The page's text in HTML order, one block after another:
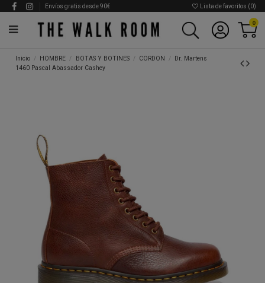
Envíos gratis desde 90€ Lista de favoritos (0)
0
Inicio HOMBRE BOTAS Y BOTINES CORDON
Dr. Martens
1460 Pascal Abassador Cashey